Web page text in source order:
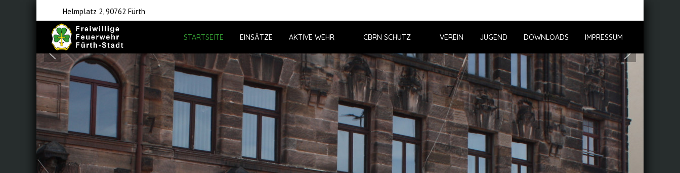
Helmplatz 2, 90762 Fürth
STARTSEITE EINSÄTZE AKTIVE WEHR CBRN SCHUTZ VEREIN JUGEND DOWNLOADS IMPRESSUM